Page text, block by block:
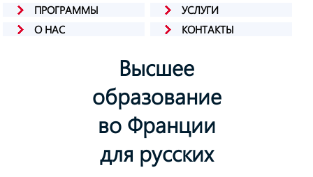
ПРОГРАММЫ
УСЛУГИ
О НАС
КОНТАКТЫ
Высшее
образование
во Франции
для русских